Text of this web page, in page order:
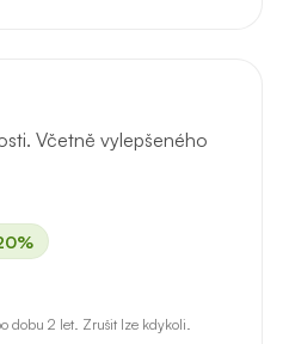
Včetně vylepšeného
dobu 2 let. Zrušit lze kdykoli.